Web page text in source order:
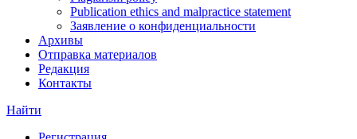
Publication ethics and malpractice statement
Заявление о конфиденциальности
Архивы
Отправка материалов
Редакция
Контакты
Найти